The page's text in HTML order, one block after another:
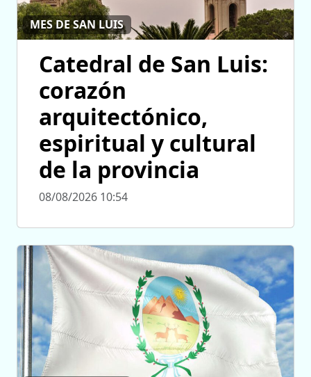
MES DE SAN LUIS
Catedral de San Luis:
corazón
arquitectónico,
espiritual y cultural
de la provincia
08/08/2026 10:54